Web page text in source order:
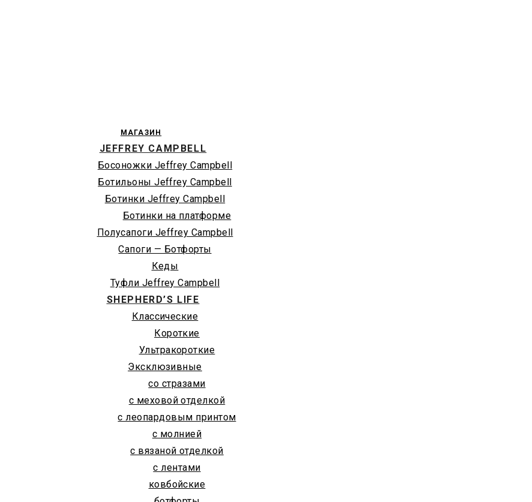
МАГАЗИН
JEFFREY CAMPBELL
Босоножки Jeffrey Campbell
Ботильоны Jeffrey Campbell
Ботинки Jeffrey Campbell
Ботинки на платформе
Полусапоги Jeffrey Campbell
Сапоги — Ботфорты
Кеды
Туфли Jeffrey Campbell
SHEPHERD’S LIFE
Классические
Короткие
Ультракороткие
Эксклюзивные
со стразами
с меховой отделкой
с леопардовым принтом
с молнией
с вязаной отделкой
с лентами
ковбойские